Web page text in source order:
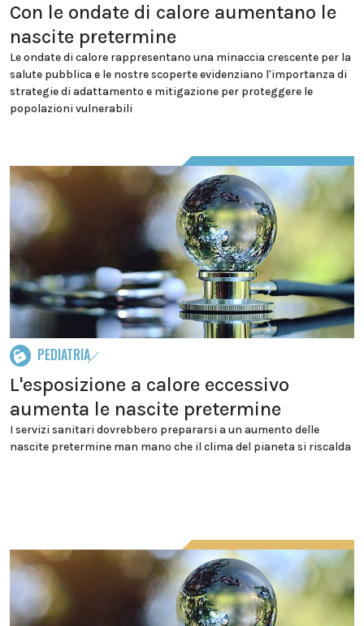
Con le ondate di calore aumentano le
nascite pretermine
Le ondate di calore rappresentano una minaccia crescente per la
salute pubblica e le nostre scoperte evidenziano l'importanza di
strategie di adattamento e mitigazione per proteggere le
popolazioni vulnerabili
PEDIATRIA
L'esposizione a calore eccessivo
aumenta le nascite pretermine
I servizi sanitari dovrebbero prepararsi a un aumento delle
nascite pretermine man mano che il clima del pianeta si riscalda